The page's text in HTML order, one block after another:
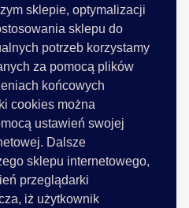
sklepie, optymalizacji
sklepu do
potrzeb korzystamy
za pomocą plików
końcowych
cookies można
ustawień swojej
Dalsze
sklepu internetowego,
przeglądarki
iż użytkownik
25mm...